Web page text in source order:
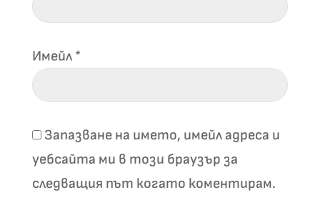
Имейл *
Запазване на името, имейл адреса и
уебсайта ми в този браузър за
следващия път когато коментирам.